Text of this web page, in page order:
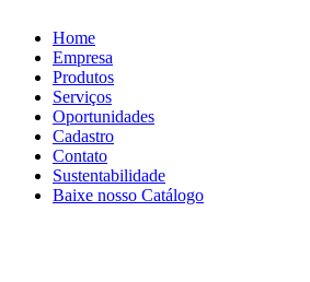
Home
Empresa
Produtos
Serviços
Oportunidades
Cadastro
Contato
Sustentabilidade
Baixe nosso Catálogo